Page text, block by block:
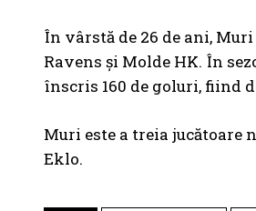
În vârstă de 26 de ani,
Ravens și Molde HK. În
înscris 160 de goluri, fiind
Muri este a treia jucătoare
Eklo.